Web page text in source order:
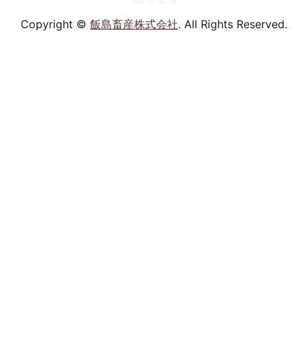
Copyright © 飯島畜産株式会社. All Rights Reserved.